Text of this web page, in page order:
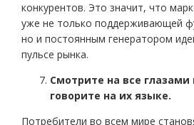
конкурентов. Это значит, что
уже не только поддерживающей
но и постоянным генератором
пульсе рынка.
Смотрите на все глазами
говорите на их языке.
Потребители во всем мире